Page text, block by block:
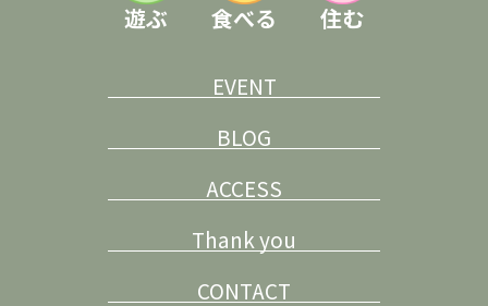
遊ぶ 食べる 住む
EVENT
BLOG
ACCESS
Thank you
CONTACT